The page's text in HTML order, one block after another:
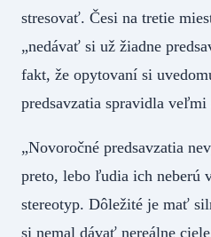
stresovať. Česi na tretie
„nedávať si už žiadne
fakt, že opytovaní si
predsavzatia spravidla
„Novoročné predsavzatia
preto, lebo ľudia ich neberú
stereotyp. Dôležité je mať
si nemal dávať nereálne